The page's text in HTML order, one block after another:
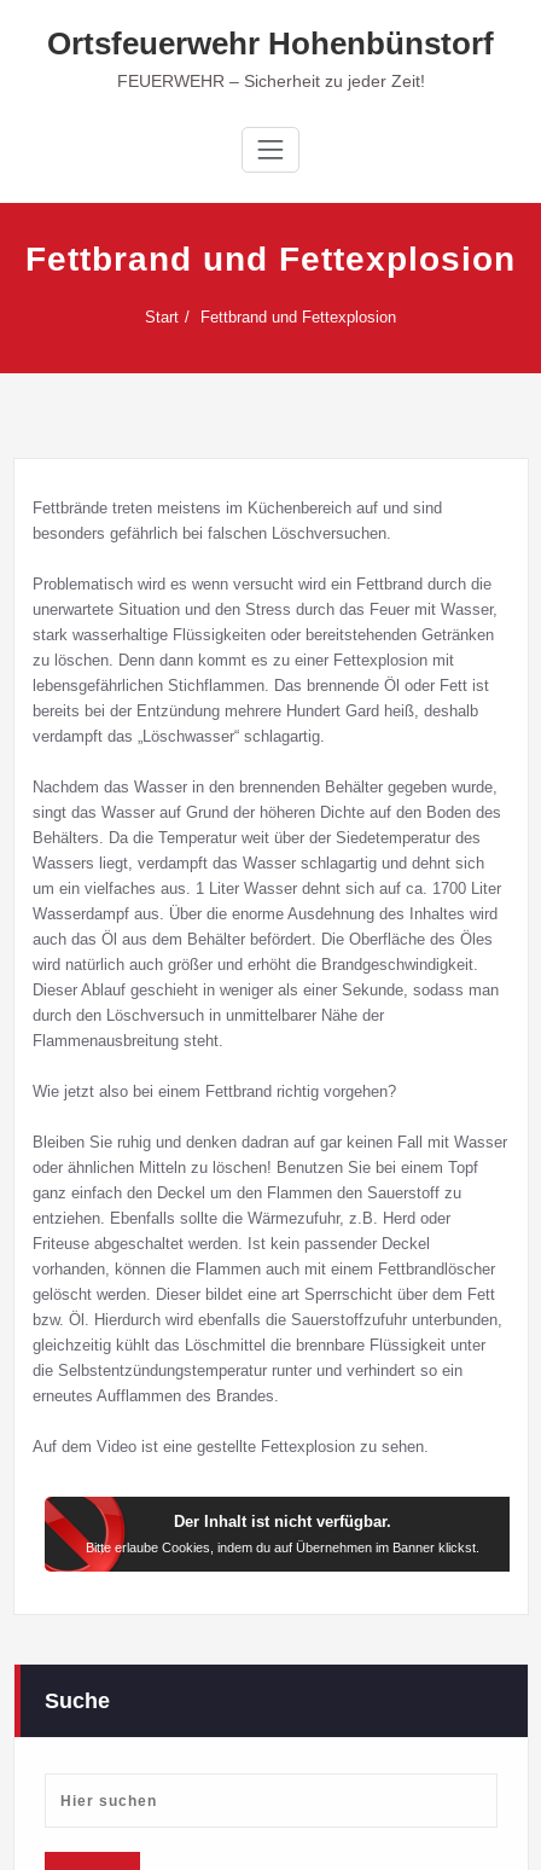
Ortsfeuerwehr Hohenbünstorf
FEUERWEHR – Sicherheit zu jeder Zeit!
Fettbrand und Fettexplosion
Start Fettbrand und Fettexplosion
Fettbrände treten meistens im Küchenbereich auf und sind
besonders gefährlich bei falschen Löschversuchen.
Problematisch wird es wenn versucht wird ein Fettbrand durch die
unerwartete Situation und den Stress durch das Feuer mit Wasser,
stark wasserhaltige Flüssigkeiten oder bereitstehenden Getränken
zu löschen. Denn dann kommt es zu einer Fettexplosion mit
lebensgefährlichen Stichflammen. Das brennende Öl oder Fett ist
bereits bei der Entzündung mehrere Hundert Gard heiß, deshalb
verdampft das „Löschwasser“ schlagartig.
Nachdem das Wasser in den brennenden Behälter gegeben wurde,
singt das Wasser auf Grund der höheren Dichte auf den Boden des
Behälters. Da die Temperatur weit über der Siedetemperatur des
Wassers liegt, verdampft das Wasser schlagartig und dehnt sich
um ein vielfaches aus. 1 Liter Wasser dehnt sich auf ca. 1700 Liter
Wasserdampf aus. Über die enorme Ausdehnung des Inhaltes wird
auch das Öl aus dem Behälter befördert. Die Oberfläche des Öles
wird natürlich auch größer und erhöht die Brandgeschwindigkeit.
Dieser Ablauf geschieht in weniger als einer Sekunde, sodass man
durch den Löschversuch in unmittelbarer Nähe der
Flammenausbreitung steht.
Wie jetzt also bei einem Fettbrand richtig vorgehen?
Bleiben Sie ruhig und denken dadran auf gar keinen Fall mit Wasser
oder ähnlichen Mitteln zu löschen! Benutzen Sie bei einem Topf
ganz einfach den Deckel um den Flammen den Sauerstoff zu
entziehen. Ebenfalls sollte die Wärmezufuhr, z.B. Herd oder
Friteuse abgeschaltet werden. Ist kein passender Deckel
vorhanden, können die Flammen auch mit einem Fettbrandlöscher
gelöscht werden. Dieser bildet eine art Sperrschicht über dem Fett
bzw. Öl. Hierdurch wird ebenfalls die Sauerstoffzufuhr unterbunden,
gleichzeitig kühlt das Löschmittel die brennbare Flüssigkeit unter
die Selbstentzündungstemperatur runter und verhindert so ein
erneutes Aufflammen des Brandes.
Auf dem Video ist eine gestellte Fettexplosion zu sehen.
Der Inhalt ist nicht verfügbar.
Bitte erlaube Cookies, indem du auf Übernehmen im Banner klickst.
Suche